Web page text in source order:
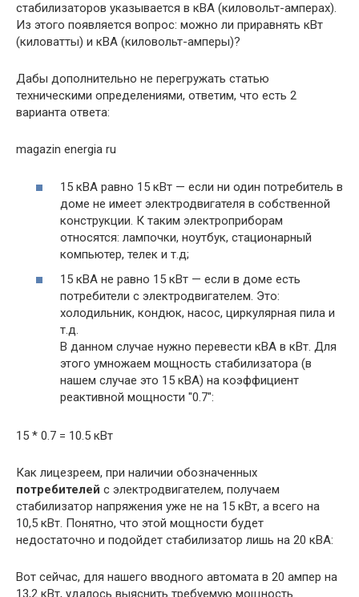
стабилизаторов указывается в кВА (киловольт-амперах).
Из этого появляется вопрос: можно ли приравнять кВт
(киловатты) и кВА (киловольт-амперы)?
Дабы дополнительно не перегружать статью
техническими определениями, ответим, что есть 2
варианта ответа:
magazin energia ru
15 кВА равно 15 кВт — если ни один потребитель в
доме не имеет электродвигателя в собственной
конструкции. К таким электроприборам
относятся: лампочки, ноутбук, стационарный
компьютер, телек и т.д;
15 кВА не равно 15 кВт — если в доме есть
потребители с электродвигателем. Это:
холодильник, кондюк, насос, циркулярная пила и
т.д.
В данном случае нужно перевести кВА в кВт. Для
этого умножаем мощность стабилизатора (в
нашем случае это 15 кВА) на коэффициент
реактивной мощности "0.7":
15 * 0.7 = 10.5 кВт
Как лицезреем, при наличии обозначенных
потребителей с электродвигателем, получаем
стабилизатор напряжения уже не на 15 кВт, а всего на
10,5 кВт. Понятно, что этой мощности будет
недостаточно и подойдет стабилизатор лишь на 20 кВА:
Вот сейчас, для нашего вводного автомата в 20 ампер на
13,2 кВт, удалось выяснить требуемую мощность